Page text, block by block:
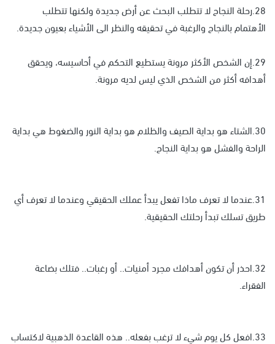
28.رحلة النجاح لا تتطلب البحث عن أرض جديدة ولكنها تتطلب
الأهتمام بالنجاح والرغبة في تحقيقه والنظر الى الأشياء بعيون جديدة.
29.إن الشخص الأكثر مرونة يستطيع التحكم في أحاسيسه، ويحقق
أهدافه أكثر من الشخص الذي ليس لديه مرونة.
30.الشتاء هو بداية الصيف والظلام هو بداية النور والضغوط هي بداية
الراحة والفشل هو بداية النجاح.
31.عندما لا تعرف ماذا تفعل يبدأ عملك الحقيقي وعندما لا تعرف أي
طريق تسلك تبدأ رحلتك الحقيقية.
32.احذر أن تكون أهدافك مجرد أمنيات.. أو رغبات.. فتلك بضاعة
الفقراء.
33.افعل كل يوم شيء لا ترغب بفعله.. هذه القاعدة الذهبية لاكتساب